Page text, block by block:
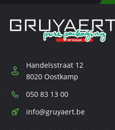
Handelsstraat 12
8020 Oostkamp
Téléphone:
050 83 13 00
E-
info@gruyaert.be